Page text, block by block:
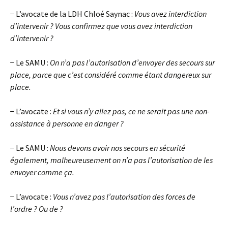
− L’avocate de la LDH Chloé Saynac : Vous avez interdiction
d’intervenir ? Vous confirmez que vous avez interdiction
d’intervenir ?
− Le SAMU : On n’a pas l’autorisation d’envoyer des secours sur
place, parce que c’est considéré comme étant dangereux sur
place.
− L’avocate : Et si vous n’y allez pas, ce ne serait pas une non-
assistance à personne en danger ?
− Le SAMU : Nous devons avoir nos secours en sécurité
également, malheureusement on n’a pas l’autorisation de les
envoyer comme ça.
− L’avocate : Vous n’avez pas l’autorisation des forces de
l’ordre ? Ou de ?